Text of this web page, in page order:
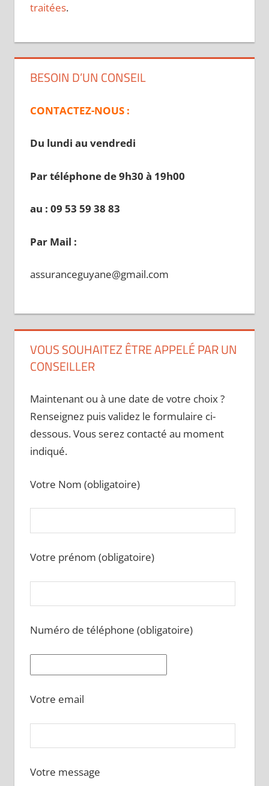
traitées.
BESOIN D’UN CONSEIL
CONTACTEZ-NOUS :
Du lundi au vendredi
Par téléphone de 9h30 à 19h00
au : 09 53 59 38 83
Par Mail :
assuranceguyane@gmail.com
VOUS SOUHAITEZ ÊTRE APPELÉ PAR UN
CONSEILLER
Maintenant ou à une date de votre choix ?
Renseignez puis validez le formulaire ci-
dessous. Vous serez contacté au moment
indiqué.
Votre Nom (obligatoire)
Votre prénom (obligatoire)
Numéro de téléphone (obligatoire)
Votre email
Votre message